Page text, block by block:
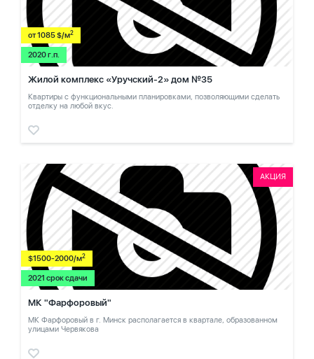
от 1085 $/м2
2020 г.п.
Жилой комплекс «Уручский-2» дом №35
Квартиры с функциональными планировками, позволяющими сделать
отделку на любой вкус.
АКЦИЯ
$1500-2000/м2
2021 срок сдачи
МК "Фарфоровый"
МК Фарфоровый в г. Минск располагается в квартале, образованном
улицами Червякова